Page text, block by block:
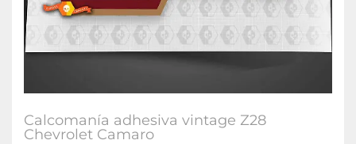
Calcomanía adhesiva vintage Z28
Chevrolet Camaro